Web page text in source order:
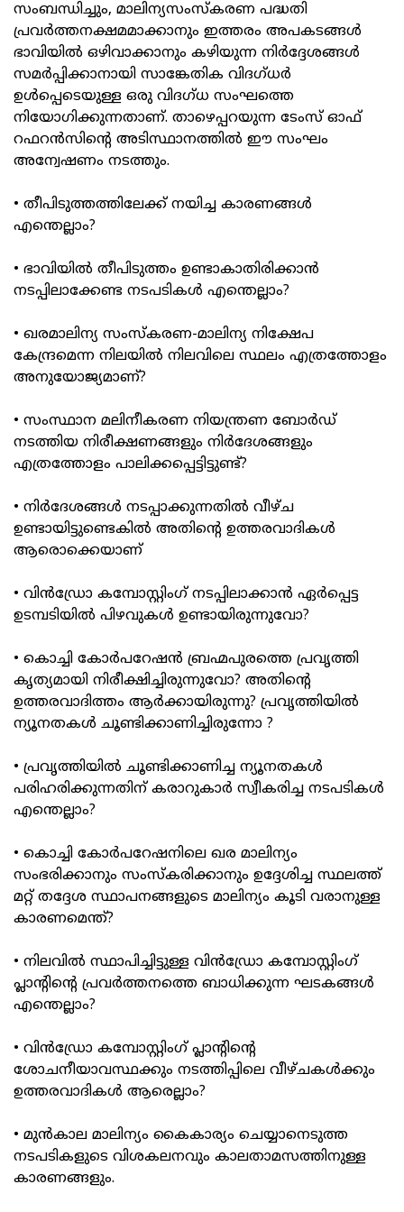
സംബന്ധിച്ചും, മാലിന്യസംസ്കരണ പദ്ധതി
പ്രവര്‍ത്തനക്ഷമമാക്കാനും ഇത്തരം അപകടങ്ങള്‍
ഭാവിയില്‍ ഒഴിവാക്കാനും കഴിയുന്ന നിര്‍ദ്ദേശങ്ങള്‍
സമര്‍പ്പിക്കാനായി സാങ്കേതിക വിദഗ്ധര്‍
ഉള്‍പ്പെടെയുള്ള ഒരു വിദഗ്ധ സംഘത്തെ
നിയോഗിക്കുന്നതാണ്. താഴെപ്പറയുന്ന ടേംസ് ഓഫ്
റഫറന്‍സിന്റെ അടിസ്ഥാനത്തില്‍ ഈ സംഘം
അന്വേഷണം നടത്തും.
• തീപിടുത്തത്തിലേക്ക് നയിച്ച കാരണങ്ങള്‍
എന്തെല്ലാം?
• ഭാവിയില്‍ തീപിടുത്തം ഉണ്ടാകാതിരിക്കാന്‍
നടപ്പിലാക്കേണ്ട നടപടികള്‍ എന്തെല്ലാം?
• ഖരമാലിന്യ സംസ്കരണ-മാലിന്യ നിക്ഷേപ
കേന്ദ്രമെന്ന നിലയില്‍ നിലവിലെ സ്ഥലം എത്രത്തോളം
അനുയോജ്യമാണ്?
• സംസ്ഥാന മലിനീകരണ നിയന്ത്രണ ബോര്‍ഡ്
നടത്തിയ നിരീക്ഷണങ്ങളും നിര്‍ദേശങ്ങളും
എത്രത്തോളം പാലിക്കപ്പെട്ടിട്ടുണ്ട്?
• നിര്‍ദേശങ്ങള്‍ നടപ്പാക്കുന്നതില്‍ വീഴ്ച
ഉണ്ടായിട്ടുണ്ടെകില്‍ അതിന്റെ ഉത്തരവാദികള്‍
ആരൊക്കെയാണ്
• വിന്‍ഡ്രോ കമ്പോസ്റ്റിംഗ് നടപ്പിലാക്കാന്‍ ഏര്‍പ്പെട്ട
ഉടമ്പടിയില്‍ പിഴവുകള്‍ ഉണ്ടായിരുന്നുവോ?
• കൊച്ചി കോര്‍പറേഷന്‍ ബ്രഹ്മപുരത്തെ പ്രവൃത്തി
കൃത്യമായി നിരീക്ഷിച്ചിരുന്നുവോ? അതിന്റെ
ഉത്തരവാദിത്തം ആര്‍ക്കായിരുന്നു? പ്രവൃത്തിയില്‍
ന്യൂനതകള്‍ ചൂണ്ടിക്കാണിച്ചിരുന്നോ ?
• പ്രവൃത്തിയില്‍ ചൂണ്ടിക്കാണിച്ച ന്യൂനതകള്‍
പരിഹരിക്കുന്നതിന് കരാറുകാര്‍ സ്വീകരിച്ച നടപടികള്‍
എന്തെല്ലാം?
• കൊച്ചി കോര്‍പറേഷനിലെ ഖര മാലിന്യം
സംഭരിക്കാനും സംസ്‌കരിക്കാനും ഉദ്ദേശിച്ച സ്ഥലത്ത്
മറ്റ് തദ്ദേശ സ്ഥാപനങ്ങളുടെ മാലിന്യം കൂടി വരാനുള്ള
കാരണമെന്ത്?
• നിലവില്‍ സ്ഥാപിച്ചിട്ടുള്ള വിന്‍ഡ്രോ കമ്പോസ്റ്റിംഗ്
പ്ലാന്റിന്റെ പ്രവര്‍ത്തനത്തെ ബാധിക്കുന്ന ഘടകങ്ങള്‍
എന്തെല്ലാം?
• വിന്‍ഡ്രോ കമ്പോസ്റ്റിംഗ് പ്ലാന്റിന്റെ
ശോചനീയാവസ്ഥക്കും നടത്തിപ്പിലെ വീഴ്ചകള്‍ക്കും
ഉത്തരവാദികള്‍ ആരെല്ലാം?
• മുന്‍കാല മാലിന്യം കൈകാര്യം ചെയ്യാനെടുത്ത
നടപടികളുടെ വിശകലനവും കാലതാമസത്തിനുള്ള
കാരണങ്ങളും.